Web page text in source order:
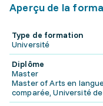
Aperçu de la
Type de formation
Université
Diplôme
Master
Master of Arts en
comparée, Université